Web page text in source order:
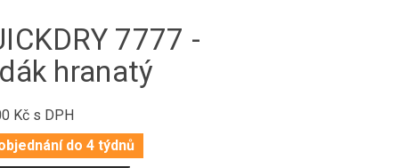
7777 -
hranatý
Kčs DPH
do 4 týdnů